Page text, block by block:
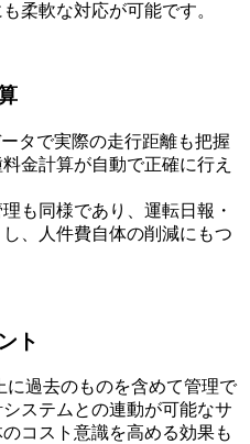
柔軟な対応が可能です。
タで実際の走行距離も把握
金計算が自動で正確に行え
も同様であり、運転日報・
、人件費自体の削減にもつ
ト
に過去のものを含めて管理で
ステムとの連動が可能なサ
コスト意識を高める効果も